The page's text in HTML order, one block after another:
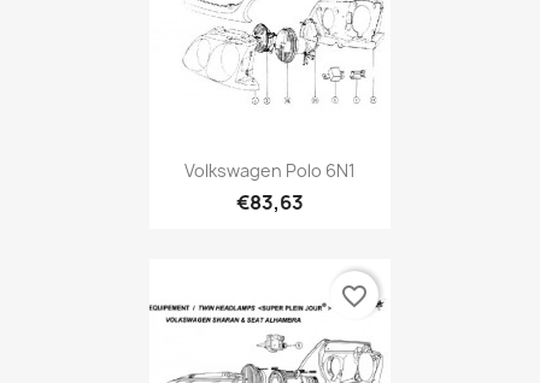
Volkswagen Polo 6N1
€83,63
favorite_border